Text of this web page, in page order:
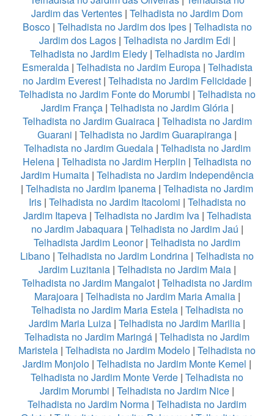
Jardim das Vertentes | Telhadista no Jardim Dom
Bosco| Telhadista no Jardim dos Ipes| Telhadista no
Jardim dos Lagos| Telhadista no Jardim Edi |
Telhadista no Jardim Eledy| Telhadista no Jardim
Esmeralda| Telhadista no Jardim Europa| Telhadista
no Jardim Everest | Telhadista no Jardim Felicidade |
Telhadista no Jardim Fonte do Morumbi | Telhadista no
Jardim França| Telhadista no Jardim Glória|
Telhadista no Jardim Guairaca| Telhadista no Jardim
Guarani | Telhadista no Jardim Guarapiranga |
Telhadista no Jardim Guedala| Telhadista no Jardim
Helena | Telhadista no Jardim Herplin | Telhadista no
Jardim Humaita| Telhadista no Jardim Independência
| Telhadista no Jardim Ipanema | Telhadista no Jardim
Iris| Telhadista no Jardim Itacolomi | Telhadista no
Jardim Itapeva| Telhadista no Jardim Iva| Telhadista
no Jardim Jabaquara| Telhadista no Jardim Jaú |
Telhadista Jardim Leonor| Telhadista no Jardim
Libano | Telhadista no Jardim Londrina | Telhadista no
Jardim Luzitania| Telhadista no Jardim Maia|
Telhadista no Jardim Mangalot | Telhadista no Jardim
Marajoara| Telhadista no Jardim Maria Amalia|
Telhadista no Jardim Maria Estela| Telhadista no
Jardim Maria Luiza | Telhadista no Jardim Marilia |
Telhadista no Jardim Maringá | Telhadista no Jardim
Maristela | Telhadista no Jardim Modelo | Telhadista no
Jardim Monjolo | Telhadista no Jardim Monte Kemel |
Telhadista no Jardim Monte Verde | Telhadista no
Jardim Morumbi | Telhadista no Jardim Nice |
Telhadista no Jardim Norma | Telhadista no Jardim